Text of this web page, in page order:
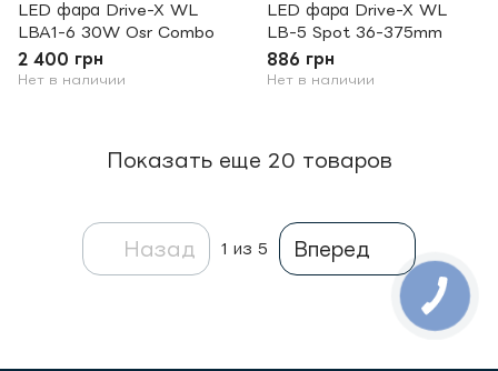
LED фара Drive-X WL
LBA1-6 30W Osr Combo
2 400 грн
Нет в наличии
LED фара Drive-X WL
LB-5 Spot 36-375mm
886 грн
Нет в наличии
Показать еще 20 товаров
Назад 1 из 5 Вперед